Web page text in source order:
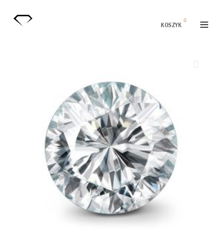
KOSZYK
0